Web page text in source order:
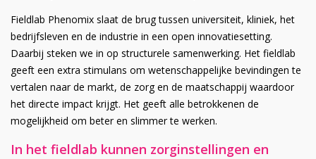
Fieldlab Phenomix slaat de brug tussen universiteit, kliniek, het
bedrijfsleven en de industrie in een open innovatiesetting.
Daarbij steken we in op structurele samenwerking. Het fieldlab
geeft een extra stimulans om wetenschappelijke bevindingen te
vertalen naar de markt, de zorg en de maatschappij waardoor
het directe impact krijgt. Het geeft alle betrokkenen de
mogelijkheid om beter en slimmer te werken.
In het fieldlab kunnen zorginstellingen en